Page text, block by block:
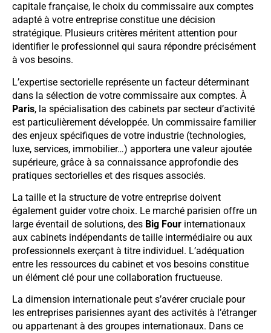
capitale française, le choix du commissaire aux comptes
adapté à votre entreprise constitue une décision
stratégique. Plusieurs critères méritent attention pour
identifier le professionnel qui saura répondre précisément
à vos besoins.
L’expertise sectorielle représente un facteur déterminant
dans la sélection de votre commissaire aux comptes. À
Paris, la spécialisation des cabinets par secteur d’activité
est particulièrement développée. Un commissaire familier
des enjeux spécifiques de votre industrie (technologies,
luxe, services, immobilier…) apportera une valeur ajoutée
supérieure, grâce à sa connaissance approfondie des
pratiques sectorielles et des risques associés.
La taille et la structure de votre entreprise doivent
également guider votre choix. Le marché parisien offre un
large éventail de solutions, des Big Four internationaux
aux cabinets indépendants de taille intermédiaire ou aux
professionnels exerçant à titre individuel. L’adéquation
entre les ressources du cabinet et vos besoins constitue
un élément clé pour une collaboration fructueuse.
La dimension internationale peut s’avérer cruciale pour
les entreprises parisiennes ayant des activités à l’étranger
ou appartenant à des groupes internationaux. Dans ce